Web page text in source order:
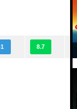
8.7